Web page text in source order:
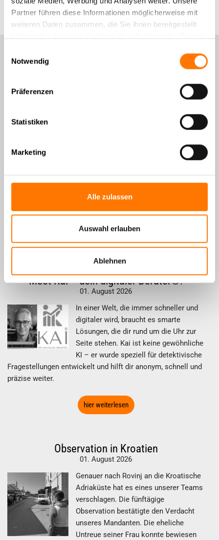
Partner führen diese Informationen möglicherweise mit
weiteren Daten zusammen, die Sie ihnen bereitgestellt
Notwendig
Präferenzen
Statistiken
Marketing
Alle zulassen
Auswahl erlauben
Ablehnen
nachweislichvorliegt (berechtigtes Interesse).
Meet Kai – dein digitaler Berater®!
01. August 2026
In einer Welt, die immer schneller und
digitaler wird, braucht es smarte
Lösungen, die dir rund um die Uhr zur
Seite stehen. Kai ist keine gewöhnliche
KI – er wurde speziell für detektivische
Fragestellungen entwickelt und hilft dir anonym, schnell und
präzise weiter.
hier weiterlesen
Observation in Kroatien
01. August 2026
Genauer nach Rovinj an die Kroatische
Adriaküste hat es eines unserer Teams
verschlagen. Die fünftägige
Observation bestätigte den Verdacht
unseres Mandanten. Die eheliche
Untreue seiner Frau konnte bewiesen